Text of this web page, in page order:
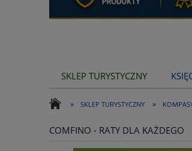
SKLEP TURYSTYCZNY
» SKLEP TURYSTYCZNY »
COMFINO - RATY DLA KAŻDEGO